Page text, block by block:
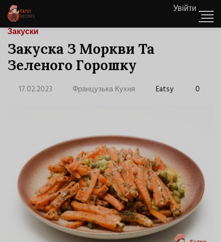
Увійти
Закуски
Закуска З Моркви Та
Зеленого Горошку
17.02.2023 Французька Кухня Eatsy 0